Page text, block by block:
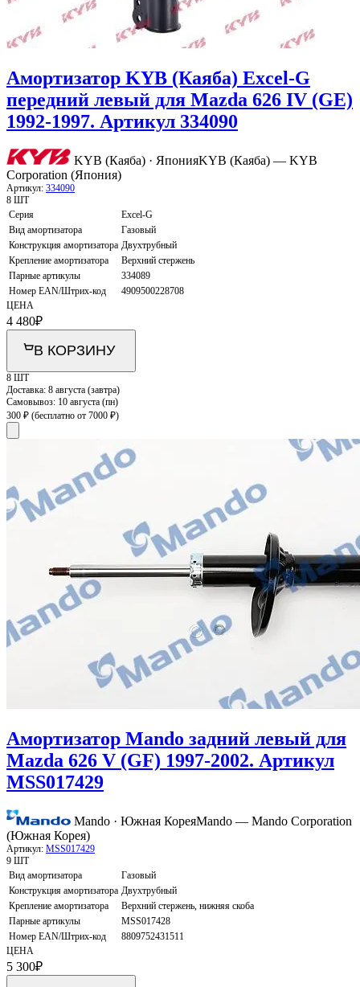
Амортизатор KYB (Каяба) Excel-G
передний левый для Mazda 626 IV (GE)
1992-1997. Артикул 334090
KYB (Каяба) · ЯпонияKYB (Каяба) — KYB
Corporation (Япония)
Артикул: 334090
8 ШТ
Серия
Excel-G
Вид амортизатора
Газовый
Конструкция амортизатора Двухтрубный
Крепление амортизатора
Верхний стержень
Парные артикулы
334089
Номер EAN/Штрих-код
4909500228708
ЦЕНА
4 480₽
В КОРЗИНУ
8 ШТ
Доставка: 8 августа (завтра)
Самовывоз: 10 августа (пн)
300 ₽ (бесплатно от 7000 ₽)
Амортизатор Mando задний левый для
Mazda 626 V (GF) 1997-2002. Артикул
MSS017429
Mando · Южная КореяMando — Mando Corporation
(Южная Корея)
Артикул: MSS017429
9 ШТ
Вид амортизатора
Газовый
Конструкция амортизатора Двухтрубный
Крепление амортизатора
Верхний стержень, нижняя скоба
Парные артикулы
MSS017428
Номер EAN/Штрих-код
8809752431511
ЦЕНА
5 300₽